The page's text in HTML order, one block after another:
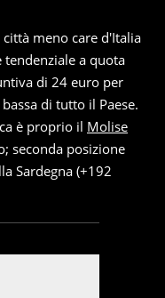
meno care d'Italia
tendenziale a quota
di 24 euro per
di tutto il Paese.
è proprio il Molise
seconda posizione
Sardegna (+192